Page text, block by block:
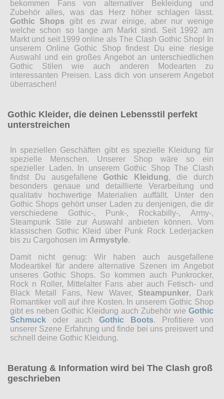
bekommen Fans von alternativer Bekleidung und
Zubehör alles, was das Herz höher schlagen lässt.
Gothic Shops gibt es zwar einige, aber nur wenige
welche schon so lange am Markt sind. Seit 1992 am
Markt und seit 1999 online als The Clash Gothic Shop! In
unserem Online Gothic Shop findest Du eine riesige
Auswahl und ein großes Angebot an unterschiedlichen
Gothic Stilen wie auch anderen Modearten zu
interessanten Preisen. Lass dich von unserem Angebot
überraschen!
Gothic Kleider, die deinen Lebensstil perfekt
unterstreichen
In speziellen Geschäften gibt es spezielle Kleidung für
spezielle Menschen. Unserer Shop wäre so ein
spezieller Laden. In unserem Gothic Shop The Clash
findst Du ausgefallene Gothic Kleidung, die durch
besonders genaue und detaillierte Verarbeitung und
qualitativ hochwertige Materialien auffällt. Unter den
Gothic Shops gehört unser Laden zu denjenigen, die dir
verschiedene Gothic-, Punk-, Rockabilly-, Army-,
Steampunk Stile zur Auswahl anbieten können. Vom
klassischen Gothic Kleid über Punk Rock Lederjacken
bis zu Cargohosen im Armystyle.
Damit nicht genug: Wir haben auch ausgefallene
Modeartikel für andere alternative Szenen im Angebot
unseres Gothic Shops. So kommen auch Punkrocker,
Rock n Roller, Mittelalter Fans aber auch Fetisch- und
Black Metall Fans, New Waver, Steampunker, Dark
Romantiker voll auf ihre Kosten. In unserem Gothic Shop
gibt es neben Gothic Kleidung auch Zubehör wie Gothic
Schmuck oder auch Gothic Boots. Profitiere von
unserer Szene Erfahrung und finde bei uns preiswert und
schnell deine Gothic Kleidung.
Beratung & Information wird bei The Clash groß
geschrieben